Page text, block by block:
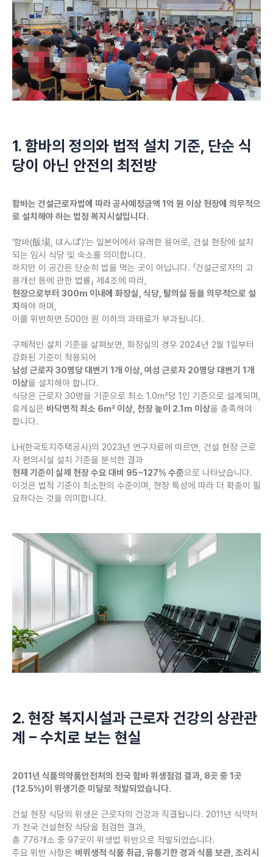
1. 함바의 정의와 법적 설치 기준, 단순 식
당이 아닌 안전의 최전방
함바는 건설근로자법에 따라 공사예정금액 1억 원 이상 현장에 의무적으
로 설치해야 하는 법정 복지시설입니다.
‘함바(飯場, はんば)’는 일본어에서 유래한 용어로, 건설 현장에 설치
되는 임시 식당 및 숙소를 의미합니다.
하지만 이 공간은 단순히 밥을 먹는 곳이 아닙니다. 「건설근로자의 고
용개선 등에 관한 법률」 제4조에 따라,
현장으로부터 300m 이내에 화장실, 식당, 탈의실 등을 의무적으로 설
치 해야 하며,
이를 위반하면 500만 원 이하의 과태료가 부과됩니다.
구체적인 설치 기준을 살펴보면, 화장실의 경우 2024년 2월 1일부터
강화된 기준이 적용되어
남성 근로자 30명당 대변기 1개 이상, 여성 근로자 20명당 대변기 1개
이상을 설치해야 합니다.
식당은 근로자 30명을 기준으로 최소 1.0㎡당 1인 기준으로 설계되며,
휴게실은 바닥면적 최소 6㎡ 이상, 천장 높이 2.1m 이상을 충족해야
합니다.
LH(한국토지주택공사)의 2023년 연구자료에 따르면, 건설 현장 근로
자 편의시설 설치 기준을 분석한 결과
현재 기준이 실제 현장 수요 대비 95~127% 수준으로 나타났습니다.
이것은 법적 기준이 최소한의 수준이며, 현장 특성에 따라 더 확충이 필
요하다는 것을 의미합니다.
2. 현장 복지시설과 근로자 건강의 상관관
계 – 수치로 보는 현실
2011년 식품의약품안전처의 전국 함바 위생점검 결과, 8곳 중 1곳
(12.5%)이 위생기준 미달로 적발되었습니다.
건설 현장 식당의 위생은 근로자의 건강과 직결됩니다. 2011년 식약처
가 전국 건설현장 식당을 점검한 결과,
총 776개소 중 97곳이 위생법 위반으로 적발되었습니다.
주요 위반 사항은 비위생적 식품 취급, 유통기한 경과 식품 보관, 조리시